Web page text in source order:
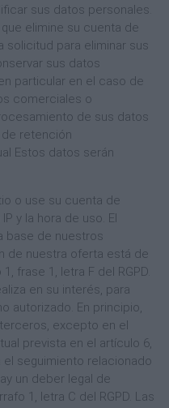
sus datos personales.
elimine su cuenta de
solicitud para eliminar sus
sus datos
particular en el caso de
comerciales o
de sus datos
retención
Estos datos serán
o use su cuenta de
y la hora de uso. El
base de nuestros
de nuestra oferta está de
frase 1, letra F del RGPD.
en su interés, para
autorizado. En principio,
excepto en el
prevista en el artículo 6,
el seguimiento relacionado
un deber legal de
1, letra C del RGPD. Las